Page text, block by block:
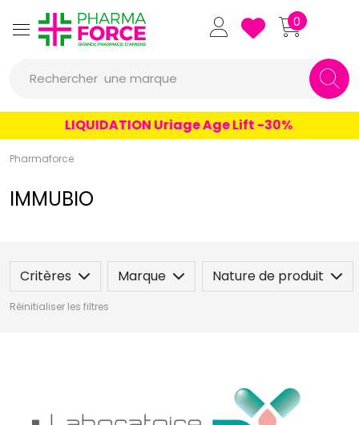
Pharmaforce Grande Pharmacie
0
Rechercher une marque
un produit
LIQUIDATION Uriage Age Lift -30%
Pharmaforce
IMMUBIO
Critères Marque Nature de produit
Réinitialiser les filtres